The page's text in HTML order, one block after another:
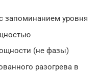
запоминанием уровня
(не фазы)
разогрева в